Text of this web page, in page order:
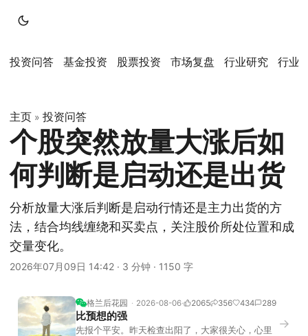
投资问答 基金投资 股票投资 市场复盘 行业研究 行业
主页 » 投资问答
个股突然放量大涨后如
何判断是启动还是出货
分析放量大涨后判断是启动行情还是主力出货的方
法，结合均线缠绕和买卖点，关注股价所处位置和成
交量变化。
2026年07月09日 14:42 · 3 分钟 · 1150 字
格兰后花园 2026-08-06 2065 356 434 289
比预想的强
先报个平安。昨天检查出阳了，大家很关心，心里
→